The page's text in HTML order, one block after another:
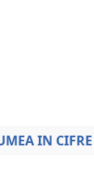
IN CIFRE